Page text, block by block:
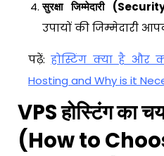
सुरक्षा जिम्मेदारी
उपायों की जिम्मेदारी
पढ़ें:होस्टिंग क्या है और
Hosting and Why is it
VPS होस्टिंग का
(How to